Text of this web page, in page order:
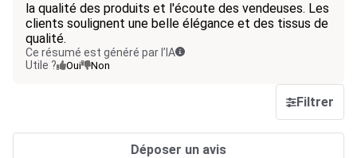
la qualité des produits et l'écoute des vendeuses. Les
clients soulignent une belle élégance et des tissus de
qualité.
Ce résumé est généré par l’IA
Utile ?
Oui Non
Filtrer
Déposer un avis